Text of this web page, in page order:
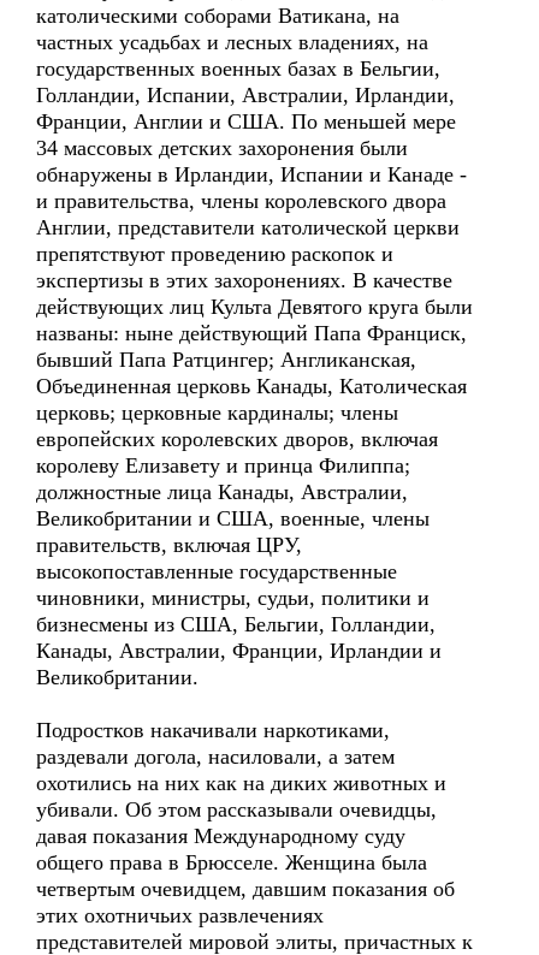
католическими соборами Ватикана, на
частных усадьбах и лесных владениях, на
государственных военных базах в Бельгии,
Голландии, Испании, Австралии, Ирландии,
Франции, Англии и США. По меньшей мере
34 массовых детских захоронения были
обнаружены в Ирландии, Испании и Канаде -
и правительства, члены королевского двора
Англии, представители католической церкви
препятствуют проведению раскопок и
экспертизы в этих захоронениях. В качестве
действующих лиц Культа Девятого круга были
названы: ныне действующий Папа Франциск,
бывший Папа Ратцингер; Англиканская,
Объединенная церковь Канады, Католическая
церковь; церковные кардиналы; члены
европейских королевских дворов, включая
королеву Елизавету и принца Филиппа;
должностные лица Канады, Австралии,
Великобритании и США, военные, члены
правительств, включая ЦРУ,
высокопоставленные государственные
чиновники, министры, судьи, политики и
бизнесмены из США, Бельгии, Голландии,
Канады, Австралии, Франции, Ирландии и
Великобритании.
Подростков накачивали наркотиками,
раздевали догола, насиловали, а затем
охотились на них как на диких животных и
убивали. Об этом рассказывали очевидцы,
давая показания Международному суду
общего права в Брюсселе. Женщина была
четвертым очевидцем, давшим показания об
этих охотничьих развлечениях
представителей мировой элиты, причастных к